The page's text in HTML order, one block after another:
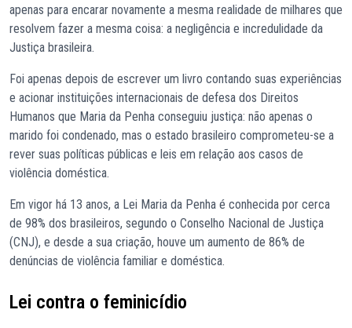
apenas para encarar novamente a mesma realidade de milhares que
resolvem fazer a mesma coisa: a negligência e incredulidade da
Justiça brasileira.
Foi apenas depois de escrever um livro contando suas experiências
e acionar instituições internacionais de defesa dos Direitos
Humanos que Maria da Penha conseguiu justiça: não apenas o
marido foi condenado, mas o estado brasileiro comprometeu-se a
rever suas políticas públicas e leis em relação aos casos de
violência doméstica.
Em vigor há 13 anos, a Lei Maria da Penha é conhecida por cerca
de 98% dos brasileiros, segundo o Conselho Nacional de Justiça
(CNJ), e desde a sua criação, houve um aumento de 86% de
denúncias de violência familiar e doméstica.
Lei contra o feminicídio